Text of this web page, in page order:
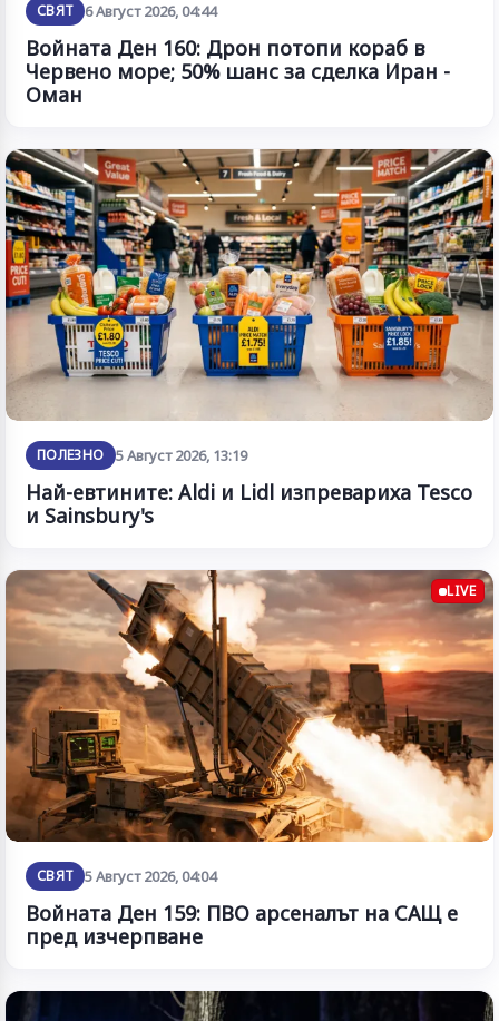
СВЯТ 6 Август 2026, 04:44
Войната Ден 160: Дрон потопи кораб в
Червено море; 50% шанс за сделка Иран -
Оман
ПОЛЕЗНО 5 Август 2026, 13:19
Най-евтините: Aldi и Lidl изпревариха Tesco
и Sainsbury's
LIVE
СВЯТ 5 Август 2026, 04:04
Войната Ден 159: ПВО арсеналът на САЩ е
пред изчерпване